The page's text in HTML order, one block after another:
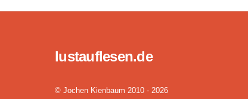
lustauflesen.de
© Jochen Kienbaum 2010 - 2026